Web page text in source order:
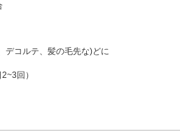
デコルテ、髪の毛先な)どに
回）